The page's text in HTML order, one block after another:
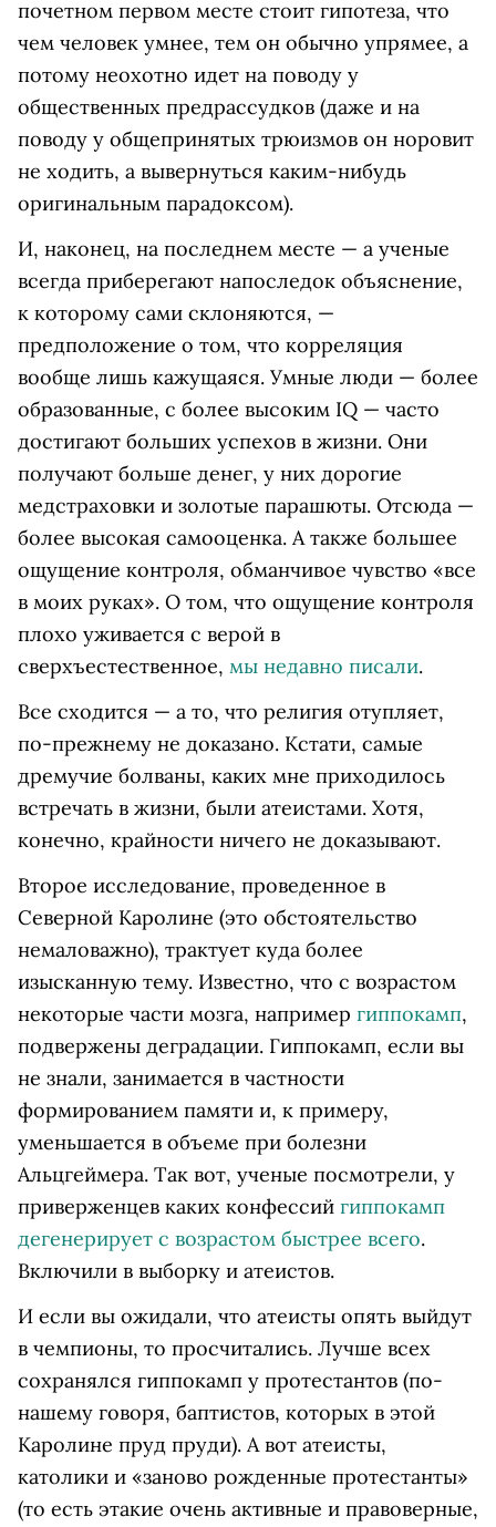
почетном первом месте стоит гипотеза, что
чем человек умнее, тем он обычно упрямее, а
потому неохотно идет на поводу у
общественных предрассудков (даже и на
поводу у общепринятых трюизмов он норовит
не ходить, а вывернуться каким-нибудь
оригинальным парадоксом).
И, наконец, на последнем месте — а ученые
всегда приберегают напоследок объяснение,
к которому сами склоняются, —
предположение о том, что корреляция
вообще лишь кажущаяся. Умные люди — более
образованные, с более высоким IQ — часто
достигают больших успехов в жизни. Они
получают больше денег, у них дорогие
медстраховки и золотые парашюты. Отсюда —
более высокая самооценка. А также большее
ощущение контроля, обманчивое чувство «все
в моих руках». О том, что ощущение контроля
плохо уживается с верой в
сверхъестественное, мы недавно писали.
Все сходится — а то, что религия отупляет,
по-прежнему не доказано. Кстати, самые
дремучие болваны, каких мне приходилось
встречать в жизни, были атеистами. Хотя,
конечно, крайности ничего не доказывают.
Второе исследование, проведенное в
Северной Каролине (это обстоятельство
немаловажно), трактует куда более
изысканную тему. Известно, что с возрастом
некоторые части мозга, например гиппокамп,
подвержены деградации. Гиппокамп, если вы
не знали, занимается в частности
формированием памяти и, к примеру,
уменьшается в объеме при болезни
Альцгеймера. Так вот, ученые посмотрели, у
приверженцев каких конфессий гиппокамп
дегенерирует с возрастом быстрее всего.
Включили в выборку и атеистов.
И если вы ожидали, что атеисты опять выйдут
в чемпионы, то просчитались. Лучше всех
сохранялся гиппокамп у протестантов (по-
нашему говоря, баптистов, которых в этой
Каролине пруд пруди). А вот атеисты,
католики и «заново рожденные протестанты»
(то есть этакие очень активные и правоверные,